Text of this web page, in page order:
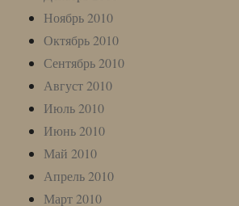
Ноябрь 2010
Октябрь 2010
Сентябрь 2010
Август 2010
Июль 2010
Июнь 2010
Май 2010
Апрель 2010
Март 2010